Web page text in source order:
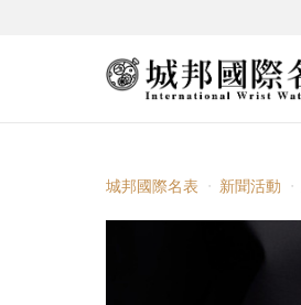
城邦國際名表 新聞活動